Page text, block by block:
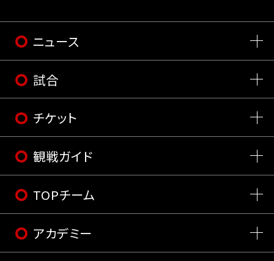
ニュース
試合
チケット
観戦ガイド
TOPチーム
アカデミー